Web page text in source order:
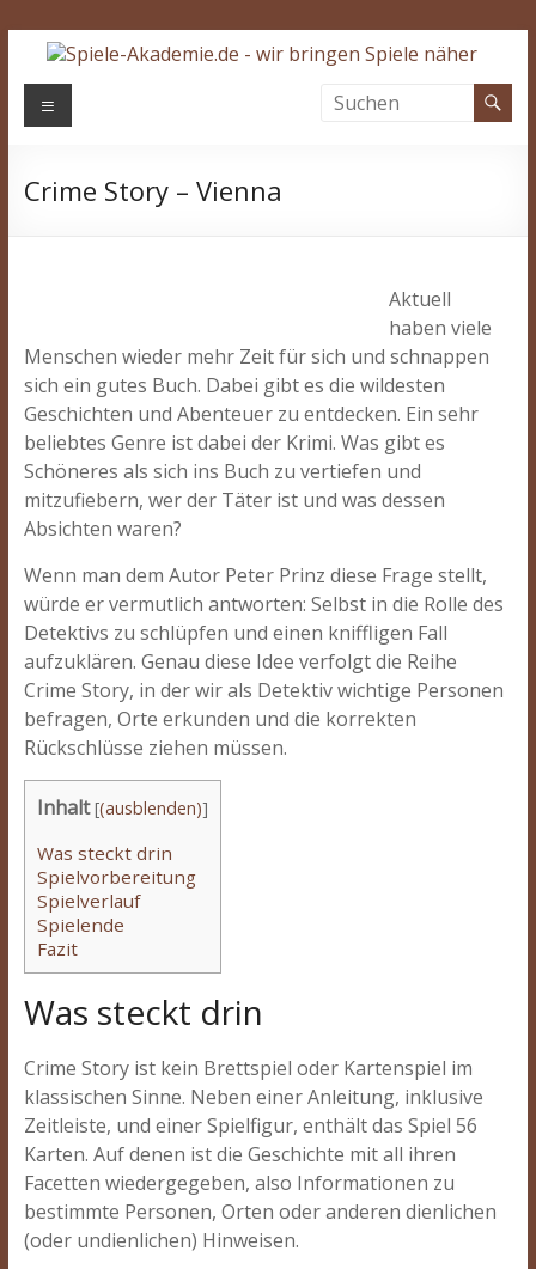
Zum
Inhalt
springen
Spiele-
Wir
Menü
Crime Story – Vienna
Aktuell
haben viele
Menschen wieder mehr Zeit für sich und schnappen
sich ein gutes Buch. Dabei gibt es die wildesten
Geschichten und Abenteuer zu entdecken. Ein sehr
beliebtes Genre ist dabei der Krimi. Was gibt es
Schöneres als sich ins Buch zu vertiefen und
mitzufiebern, wer der Täter ist und was dessen
Absichten waren?
Wenn man dem Autor Peter Prinz diese Frage stellt,
würde er vermutlich antworten: Selbst in die Rolle des
Detektivs zu schlüpfen und einen kniffligen Fall
aufzuklären. Genau diese Idee verfolgt die Reihe
Crime Story, in der wir als Detektiv wichtige Personen
befragen, Orte erkunden und die korrekten
Rückschlüsse ziehen müssen.
Inhalt [(ausblenden)]
Was steckt drin
Spielvorbereitung
Spielverlauf
Spielende
Fazit
Was steckt drin
Crime Story ist kein Brettspiel oder Kartenspiel im
klassischen Sinne. Neben einer Anleitung, inklusive
Zeitleiste, und einer Spielfigur, enthält das Spiel 56
Karten. Auf denen ist die Geschichte mit all ihren
Facetten wiedergegeben, also Informationen zu
bestimmte Personen, Orten oder anderen dienlichen
(oder undienlichen) Hinweisen.